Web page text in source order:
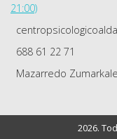
21:00)
688 61 22 71
Mazarredo
2026.